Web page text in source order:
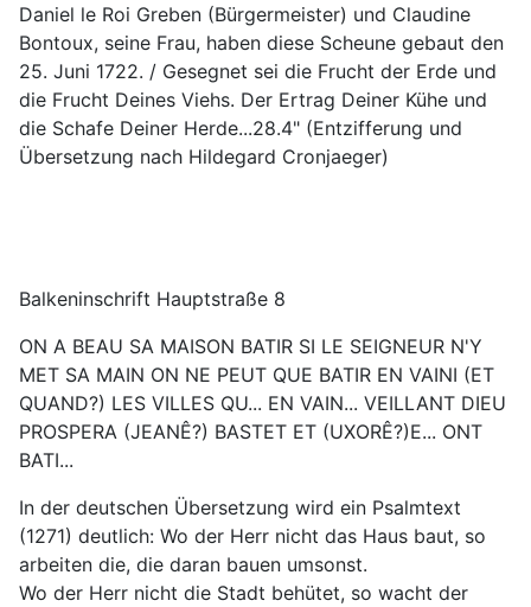
Daniel le Roi Greben (Bürgermeister) und Claudine
Bontoux, seine Frau, haben diese Scheune gebaut den
25. Juni 1722. / Gesegnet sei die Frucht der Erde und
die Frucht Deines Viehs. Der Ertrag Deiner Kühe und
die Schafe Deiner Herde...28.4" (Entzifferung und
Übersetzung nach Hildegard Cronjaeger)
Balkeninschrift Hauptstraße 8
ON A BEAU SA MAISON BATIR SI LE SEIGNEUR N'Y
MET SA MAIN ON NE PEUT QUE BATIR EN VAINI (ET
QUAND?) LES VILLES QU... EN VAIN... VEILLANT DIEU
PROSPERA (JEANÊ?) BASTET ET (UXORÊ?)E... ONT
BATI...
In der deutschen Übersetzung wird ein Psalmtext
(1271) deutlich: Wo der Herr nicht das Haus baut, so
arbeiten die, die daran bauen umsonst.
Wo der Herr nicht die Stadt behütet, so wacht der